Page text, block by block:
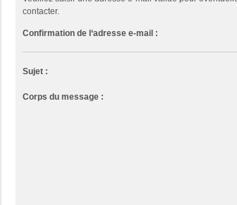
contacter.
Confirmation de l‘adresse e-mail :
Sujet :
Corps du message :